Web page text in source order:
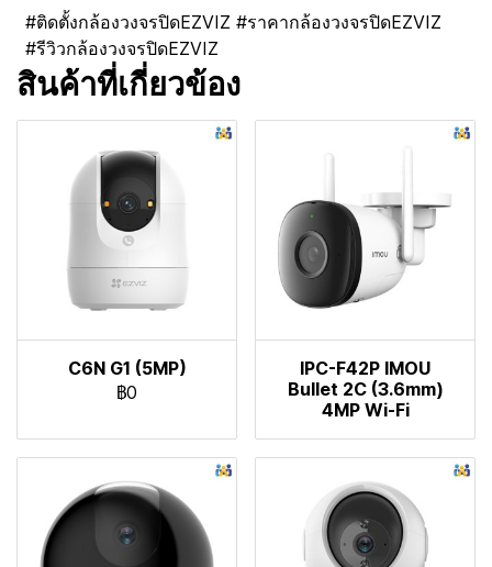
#ติดตั้งกล้องวงจรปิดEZVIZ #ราคากล้องวงจรปิดEZVIZ
#รีวิวกล้องวงจรปิดEZVIZ
สินค้าที่เกี่ยวข้อง
C6N G1 (5MP)
฿0
IPC-F42P IMOU
Bullet 2C (3.6mm)
4MP Wi-Fi